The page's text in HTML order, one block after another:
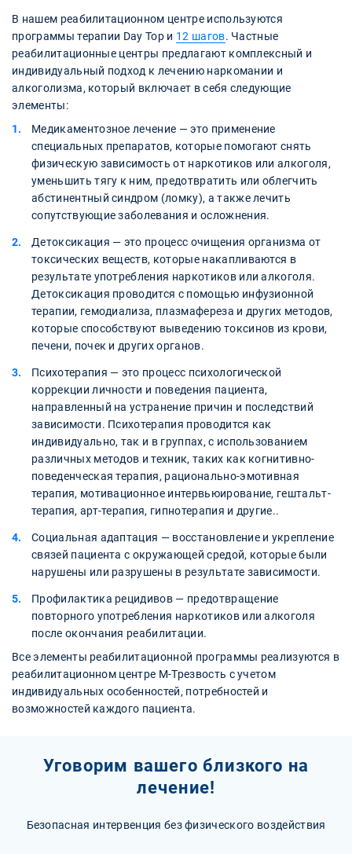
В нашем реабилитационном центре используются
программы терапии Day Top и 12 шагов. Частные
реабилитационные центры предлагают комплексный и
индивидуальный подход к лечению наркомании и
алкоголизма, который включает в себя следующие
элементы:
Медикаментозное лечение — это применение
специальных препаратов, которые помогают снять
физическую зависимость от наркотиков или алкоголя,
уменьшить тягу к ним, предотвратить или облегчить
абстинентный синдром (ломку), а также лечить
сопутствующие заболевания и осложнения.
Детоксикация — это процесс очищения организма от
токсических веществ, которые накапливаются в
результате употребления наркотиков или алкоголя.
Детоксикация проводится с помощью инфузионной
терапии, гемодиализа, плазмафереза и других методов,
которые способствуют выведению токсинов из крови,
печени, почек и других органов.
Психотерапия — это процесс психологической
коррекции личности и поведения пациента,
направленный на устранение причин и последствий
зависимости. Психотерапия проводится как
индивидуально, так и в группах, с использованием
различных методов и техник, таких как когнитивно-
поведенческая терапия, рационально-эмотивная
терапия, мотивационное интервьюирование, гештальт-
терапия, арт-терапия, гипнотерапия и другие..
Социальная адаптация — восстановление и укрепление
связей пациента с окружающей средой, которые были
нарушены или разрушены в результате зависимости.
Профилактика рецидивов — предотвращение
повторного употребления наркотиков или алкоголя
после окончания реабилитации.
Все элементы реабилитационной программы реализуются в
реабилитационном центре М-Трезвость с учетом
индивидуальных особенностей, потребностей и
возможностей каждого пациента.
Уговорим вашего близкого на
лечение!
Безопасная интервенция без физического воздействия